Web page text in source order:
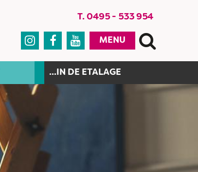
T. 0495 - 533 954
   MENU
...IN DE ETALAGE